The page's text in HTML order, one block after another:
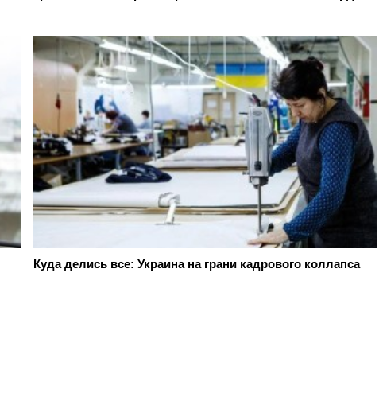
Куда делись все: Украина на грани кадрового коллапса